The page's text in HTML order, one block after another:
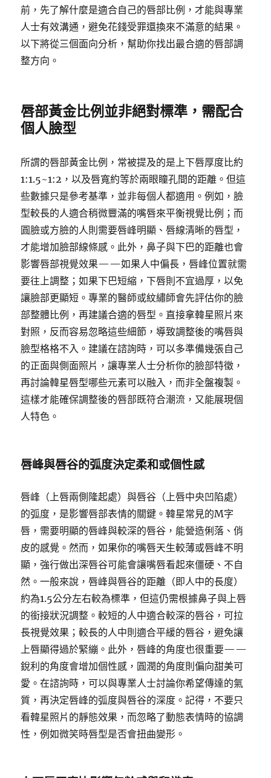
前，先了解什麼是適合自己的唇部比例，才能與專業
人士有效溝通，避免花錢受罪還換來不滿意的結果。
以下將從三個面向分析，幫助你找出最合適的唇部調
整方向。
唇部黃金比例並非絕對標準，需配合
個人臉型
所謂的唇部黃金比例，常被提及的是上下唇厚度比約
1:1.5~1:2，以及唇寬約等於兩眼瞳孔間的距離。但這
些數據只是參考基準，並非每個人都適用。例如，臉
型較長的人適合稍微豐滿的嘴唇來平衡視覺比例；而
圓臉或方臉的人則需要唇峰明顯、唇線清晰的唇型，
才能增加臉部線條感。此外，鼻子與下巴的距離也會
影響唇部視覺效果——如果人中偏長，唇峰位置就需
要往上調整；如果下巴短縮，下唇則不宜過厚，以免
讓臉部更顯短。專業的醫師或紋繡師會先評估你的臉
部整體比例，再建議合適的唇型。直接拿韓星照片來
對照，反而容易忽略這些細節，導致調整後的嘴唇與
臉型格格不入。建議在諮詢時，可以多準備幾張自己
的正面與側面照片，讓專業人士分析你的臉部特徵，
再討論韓星唇型哪些元素可以融入，而非全盤複製。
這樣才能確保調整後的唇部既符合潮流，又能展現個
人特色。
唇峰與唇谷的弧度決定柔和或個性感
唇峰（上唇兩側隆起處）與唇谷（上唇中央凹陷處）
的弧度，是影響唇部表情的關鍵。韓星常見的M字
唇，需要明顯的唇峰與較深的唇谷，能營造俐落、俏
皮的感覺。然而，如果你的嘴唇天生較薄或唇峰不明
顯，強行做出深唇谷可能會讓嘴唇看起來僵硬、不自
然。一般來說，唇峰與唇谷的距離（即人中的長度）
約為1.5公分左右較為標準，但這仍需根據鼻子與上唇
的銜接狀況調整。較短的人中適合較深的唇谷，可拉
長視覺效果；較長的人中則適合平緩的唇谷，避免讓
上唇顯得過於緊繃。此外，唇峰的角度也很重要——
銳利的角度會增加個性感，圓潤的角度則偏向甜美可
愛。在諮詢時，可以與專業人士討論你希望傳達的氣
質，再決定唇峰的弧度與唇谷的深度。記得，不要只
看韓星照片的靜態效果，而忽略了動態表情時的協調
性，例如微笑時唇型是否會扭曲變形。